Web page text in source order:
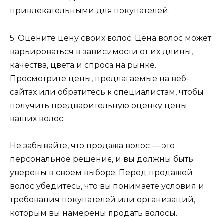
привлекательными для покупателей.
5. Оцените цену своих волос: Цена волос может
варьироваться в зависимости от их длины,
качества, цвета и спроса на рынке.
Просмотрите цены, предлагаемые на веб-
сайтах или обратитесь к специалистам, чтобы
получить предварительную оценку цены
ваших волос.
Не забывайте, что продажа волос — это
персональное решение, и вы должны быть
уверены в своем выборе. Перед продажей
волос убедитесь, что вы понимаете условия и
требования покупателей или организаций,
которым вы намерены продать волосы.